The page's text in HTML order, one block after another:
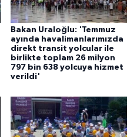
Bakan Uraloğlu: 'Temmuz
ayında havalimanlarımızda
direkt transit yolcular ile
birlikte toplam 26 milyon
797 bin 638 yolcuya hizmet
verildi'